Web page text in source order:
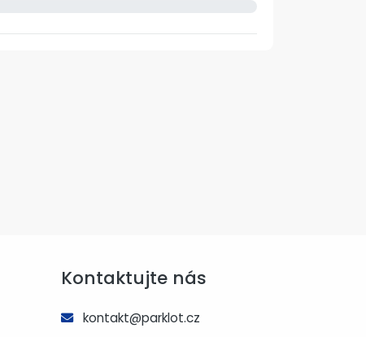
Kontaktujte nás
kontakt@parklot.cz